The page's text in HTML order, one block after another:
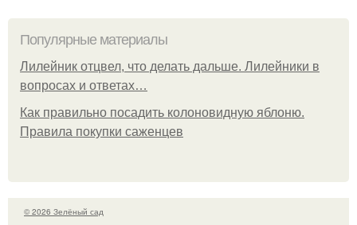
Популярные материалы
Лилейник отцвел, что делать дальше. Лилейники в
вопросах и ответах…
Как правильно посадить колоновидную яблоню.
Правила покупки саженцев
© 2026 Зелёный сад